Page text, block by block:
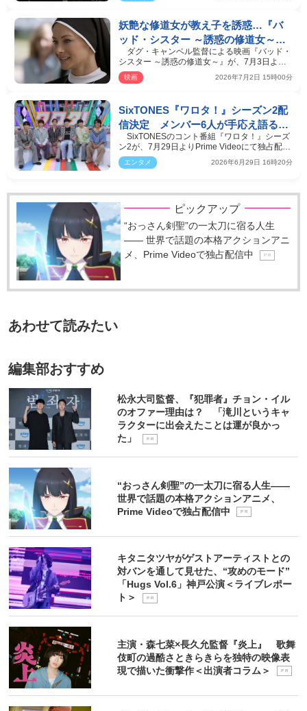
妖艶な修道女が教え子を誘惑…『バ
ッド・シスター ～誘惑の修道女～』
禁断の本編映像解禁
ダグ・キャンベル監督による映画『バッド・
シスター ～誘惑の修道女～』が、7月3日より
Amazon Prime Vid…
映画 2026年7月2日 15時00分
SixTONES『ワロタ！』シーズン2配
信決定 メンバー6人が手応え語る
「全身全霊で挑んでいます」
SixTONESのコント番組『ワロタ！』シーズ
ン2が、7月29日よりPrime Videoにて独占配信
されることが決定。…
エンタメ 2026年6月29日 16時20分
ピックアップ
“おっさん剣聖”の一太刀に宿る人生
―― 世界で話題の本格アクションアニ
メ、Prime Videoで独占配信中
P R
あわせて読みたい
編集部おすすめ
松永大司監督、『犯罪者』チョン・イル
のオファー理由は？ 「滝川というキャ
ラクターに出会えたことは運が良かっ
た」
P R
“おっさん剣聖”の一太刀に宿る人生――
世界で話題の本格アクションアニメ、
Prime Videoで独占配信中
P R
キタニタツヤがゲストアーティストとの
対バンを通して見せた、“攻めのモード”
「Hugs Vol.6」神戸公演＜ライブレポー
ト＞
P R
主演・森七菜×長久允監督『炎上』 歌舞
伎町の過酷さときらきらを独特の映像表
現で描いた衝撃作＜出演者コラム＞
P R